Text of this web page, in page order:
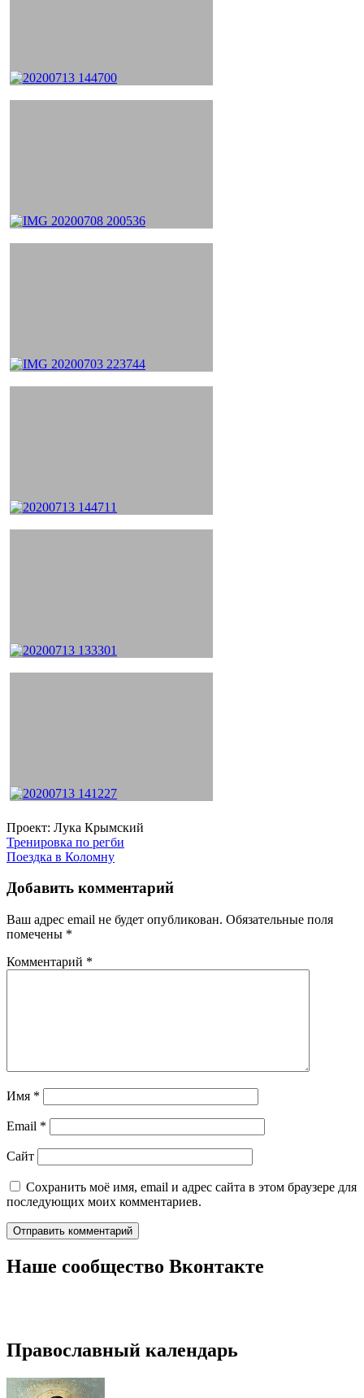
Проект: Лука Крымский
Навигация
по
записям
Тренировка по регби
Поездка в Коломну
Добавить комментарий
Ваш адрес email не будет опубликован. Обязательные поля
помечены *
Комментарий *
Имя *
Email *
Сайт
Сохранить моё имя, email и адрес сайта в этом браузере для
последующих моих комментариев.
Наше сообщество Вконтакте
Православный календарь